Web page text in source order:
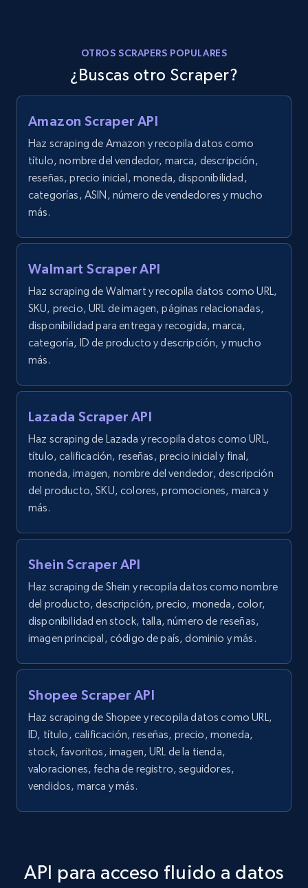
URL, Product id, Listing inventory id, Title, Rating,
Reviews count shop, Reviews count item, Initial
price, and more.
1.9K+ 322+ Prueba gratuita
Asin, URL, Name, Sponsored, Initial price, Final
price, Currency, Sold, and more.
1.6K+ 180+ Prueba gratuita
URL, Product id, Title, Product description,
Rating, Reviews count, Initial price, Discount,
and more.
1.3K+ 175+ Prueba gratuita
specified keywords
URL, Product id, Title, Product description,
Rating, Reviews count, Initial price, Discount,
and more.
Target - Discover products by category url
URL, Product id, Title, Product description,
Rating, Reviews count, Initial price, Discount,
and more.
Target - Discover products by specified
OTROS SCRAPERS POPULARES
¿Buscas otro Scraper?
Amazon Scraper API
Haz scraping de Amazon y recopila datos como
título, nombre del vendedor, marca, descripción,
reseñas, precio inicial, moneda, disponibilidad,
categorías, ASIN, número de vendedores y mucho
más.
Walmart Scraper API
Haz scraping de Walmart y recopila datos como URL,
SKU, precio, URL de imagen, páginas relacionadas,
disponibilidad para entrega y recogida, marca,
categoría, ID de producto y descripción, y mucho
más.
Lazada Scraper API
Haz scraping de Lazada y recopila datos como URL,
título, calificación, reseñas, precio inicial y final,
moneda, imagen, nombre del vendedor, descripción
del producto, SKU, colores, promociones, marca y
más.
Shein Scraper API
Haz scraping de Shein y recopila datos como nombre
del producto, descripción, precio, moneda, color,
disponibilidad en stock, talla, número de reseñas,
imagen principal, código de país, dominio y más.
Shopee Scraper API
Haz scraping de Shopee y recopila datos como URL,
ID, título, calificación, reseñas, precio, moneda,
stock, favoritos, imagen, URL de la tienda,
valoraciones, fecha de registro, seguidores,
vendidos, marca y más.
API para acceso fluido a datos